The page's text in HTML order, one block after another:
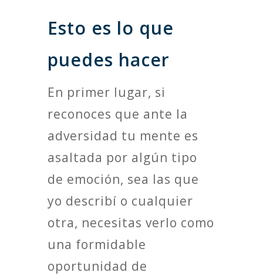
Esto es lo que
puedes hacer
En primer lugar, si
reconoces que ante la
adversidad tu mente es
asaltada por algún tipo
de emoción, sea las que
yo describí o cualquier
otra, necesitas verlo como
una formidable
oportunidad de